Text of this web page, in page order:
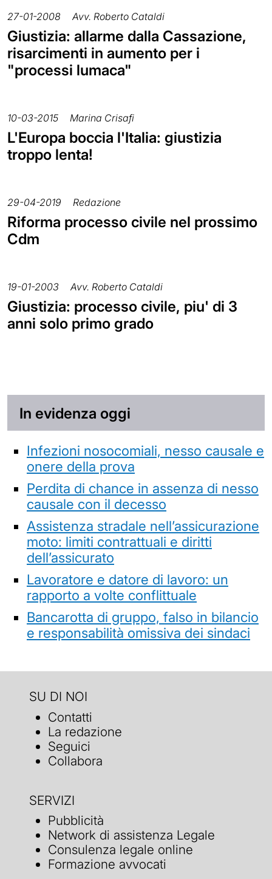
27-01-2008 Avv. Roberto Cataldi
Giustizia: allarme dalla Cassazione,
risarcimenti in aumento per i
"processi lumaca"
10-03-2015 Marina Crisafi
L'Europa boccia l'Italia: giustizia
troppo lenta!
29-04-2019 Redazione
Riforma processo civile nel prossimo
Cdm
19-01-2003 Avv. Roberto Cataldi
Giustizia: processo civile, piu' di 3
anni solo primo grado
In evidenza oggi
Infezioni nosocomiali, nesso causale e
onere della prova
Perdita di chance in assenza di nesso
causale con il decesso
Assistenza stradale nell’assicurazione
moto: limiti contrattuali e diritti
dell’assicurato
Lavoratore e datore di lavoro: un
rapporto a volte conflittuale
Bancarotta di gruppo, falso in bilancio
e responsabilità omissiva dei sindaci
SU DI NOI
Contatti
La redazione
Seguici
Collabora
SERVIZI
Pubblicità
Network di assistenza Legale
Consulenza legale online
Formazione avvocati